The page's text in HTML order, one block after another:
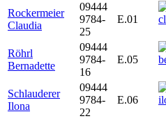
Rockermeier
Claudia
09444
9784-
25
E.01
Röhrl
Bernadette
09444
9784-
16
E.05
Schlauderer
Ilona
09444
9784-
22
E.06